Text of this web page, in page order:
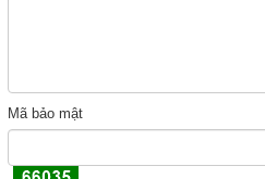
Mã bảo mật